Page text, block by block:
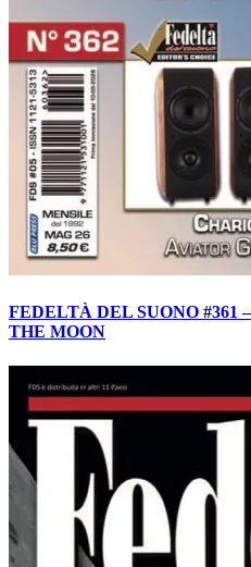
FEDELTÀ DEL SUONO #361
THE MOON